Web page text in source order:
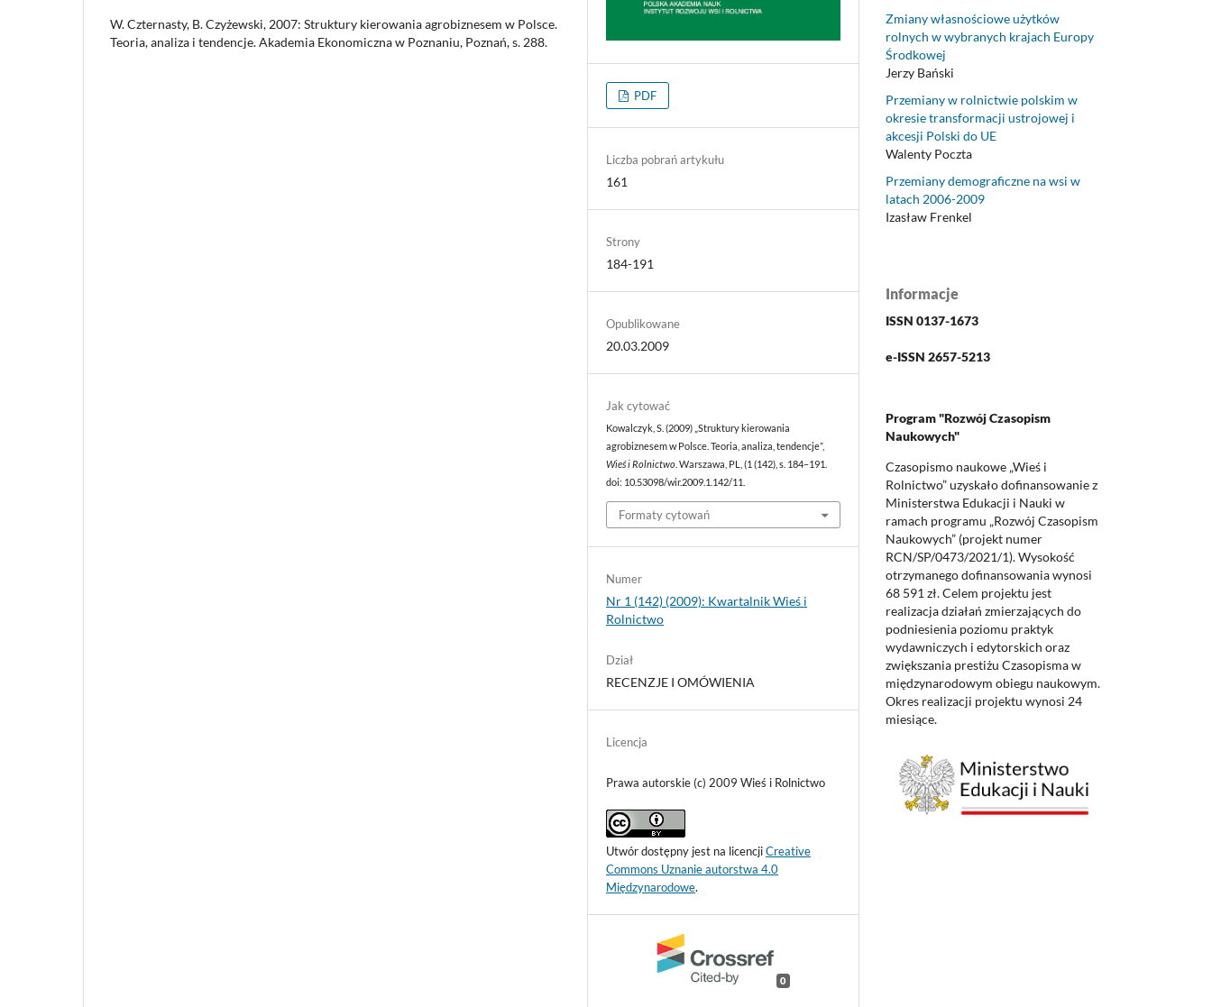
W. Czternasty, B. Czyżewski, 2007: Struktury kierowania agrobiznesem w Polsce.
Teoria, analiza i tendencje. Akademia Ekonomiczna w Poznaniu, Poznań, s. 288.
PDF
Liczba pobrań artykułu
161
Strony
184-191
Opublikowane
20.03.2009
Jak cytować
Kowalczyk, S. (2009) „Struktury kierowania
agrobiznesem w Polsce. Teoria, analiza, tendencje”,
Wieś i Rolnictwo . Warszawa, PL, (1 (142), s. 184–191.
doi: 10.53098/wir.2009.1.142/11.
Formaty cytowań
Numer
Nr 1 (142) (2009): Kwartalnik Wieś i
Rolnictwo
Dział
RECENZJE I OMÓWIENIA
Licencja
Prawa autorskie (c) 2009 Wieś i Rolnictwo
Utwór dostępny jest na licencjiCreative
Commons Uznanie autorstwa 4.0
Międzynarodowe.
0
Zmiany własnościowe użytków
rolnych w wybranych krajach Europy
Środkowej
Jerzy Bański
Przemiany w rolnictwie polskim w
okresie transformacji ustrojowej i
akcesji Polski do UE
Walenty Poczta
Przemiany demograficzne na wsi w
latach 2006-2009
Izasław Frenkel
Informacje
ISSN 0137-1673
e-ISSN 2657-5213
Program "Rozwój Czasopism
Naukowych"
Czasopismo naukowe „Wieś i
Rolnictwo” uzyskało dofinansowanie z
Ministerstwa Edukacji i Nauki w
ramach programu „Rozwój Czasopism
Naukowych” (projekt numer
RCN/SP/0473/2021/1). Wysokość
otrzymanego dofinansowania wynosi
68 591 zł. Celem projektu jest
realizacja działań zmierzających do
podniesienia poziomu praktyk
wydawniczych i edytorskich oraz
zwiększania prestiżu Czasopisma w
międzynarodowym obiegu naukowym.
Okres realizacji projektu wynosi 24
miesiące.